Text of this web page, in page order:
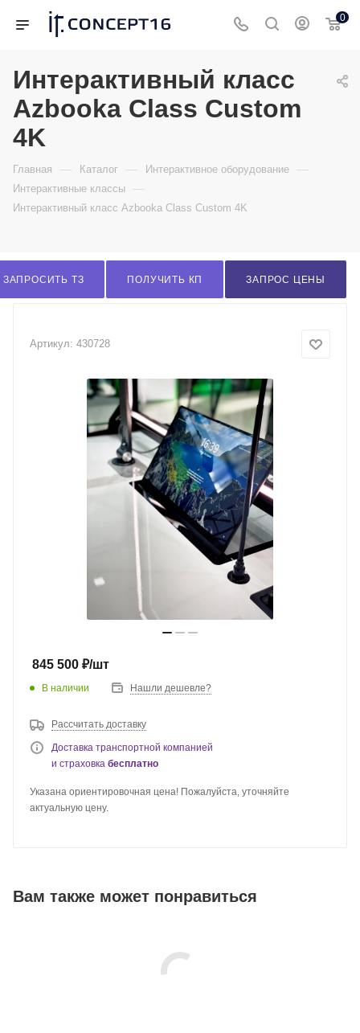
0
Интерактивный класс
Azbooka Class Custom
4K
Главная — Каталог — Интерактивное оборудование —
Интерактивные классы —
Интерактивный класс Azbooka Class Custom 4K
ЗАПРОСИТЬ ТЗ ПОЛУЧИТЬ КП ЗАПРОС ЦЕНЫ
Артикул: 430728
845 500 ₽/шт
В наличии Нашли дешевле?
Рассчитать доставку
Доставка транспортной компанией
и страховка бесплатно
Указана ориентировочная цена! Пожалуйста, уточняйте
актуальную цену.
Вам также может понравиться